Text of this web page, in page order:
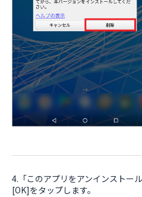
4.「このアプリをアンインストー
[OK]をタップします。